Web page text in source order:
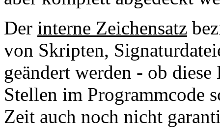
Der interne Zeichensatz
von Skripten,
geändert werden - ob
Stellen im Programmcode
Zeit auch noch nicht